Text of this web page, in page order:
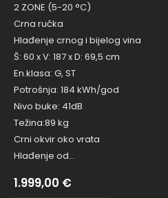
2 ZONE (5-20 °C)
Crna ručka
Hlađenje crnog i bijelog vina
Š: 60 x V: 187 x D: 69,5 cm
En.klasa: G, ST
Potrošnja: 184 kWh/god
Nivo buke: 41dB
Težina:89 kg
Crni okvir oko vrata
Hlađenje od…
1.999,00 €